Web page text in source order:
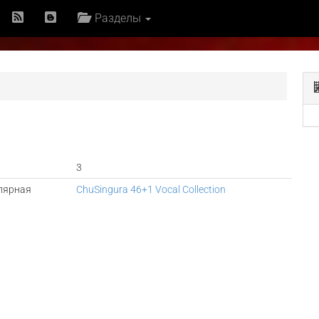
Разделы
3
ChuSingura 46+1 Vocal Collection